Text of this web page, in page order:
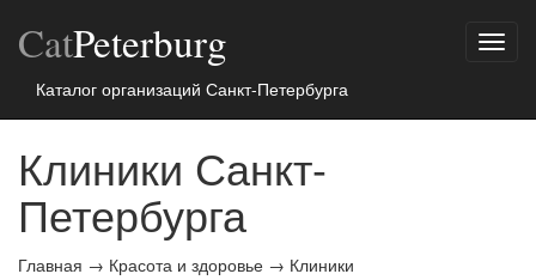
CatPeterburg
Каталог организаций Санкт-Петербурга
Клиники Санкт-
Петербурга
Главная → Красота и здоровье → Клиники